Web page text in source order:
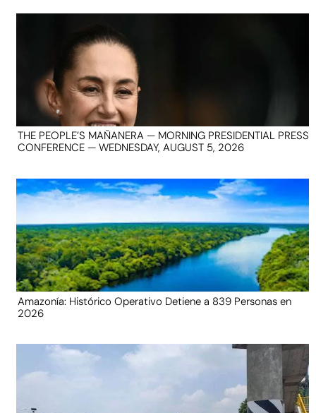
THE PEOPLE’S MAÑANERA — MORNING PRESIDENTIAL PRESS
CONFERENCE — WEDNESDAY, AUGUST 5, 2026
Amazonía: Histórico Operativo Detiene a 839 Personas en
2026